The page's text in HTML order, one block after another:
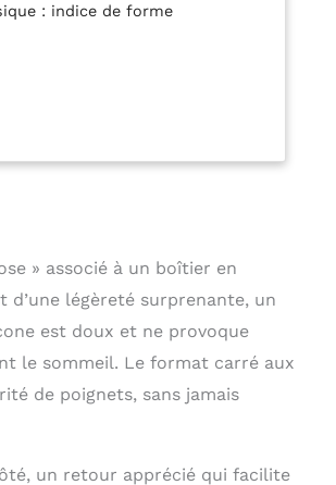
: indice de forme
de la journée & mesure
d'entraînement & détection
et améliorer le sommeil :
phases de sommeil et indice
d'humeur, SpO2, tableau de
fitness et la vie quotidienne :
compatible avec iOS
rapide 6 mois
plus détaillées et un accès
forme du jour et bien plus
» associé à un boîtier en
légèreté surprenante, un
est doux et ne provoque
le sommeil. Le format carré aux
de poignets, sans jamais
un retour apprécié qui facilite